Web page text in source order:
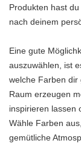
Produkten hast
nach deinem
Eine gute
auszuwählen, ist
welche Farben dir
Raum erzeugen
inspirieren lassen
Wähle Farben
gemütliche